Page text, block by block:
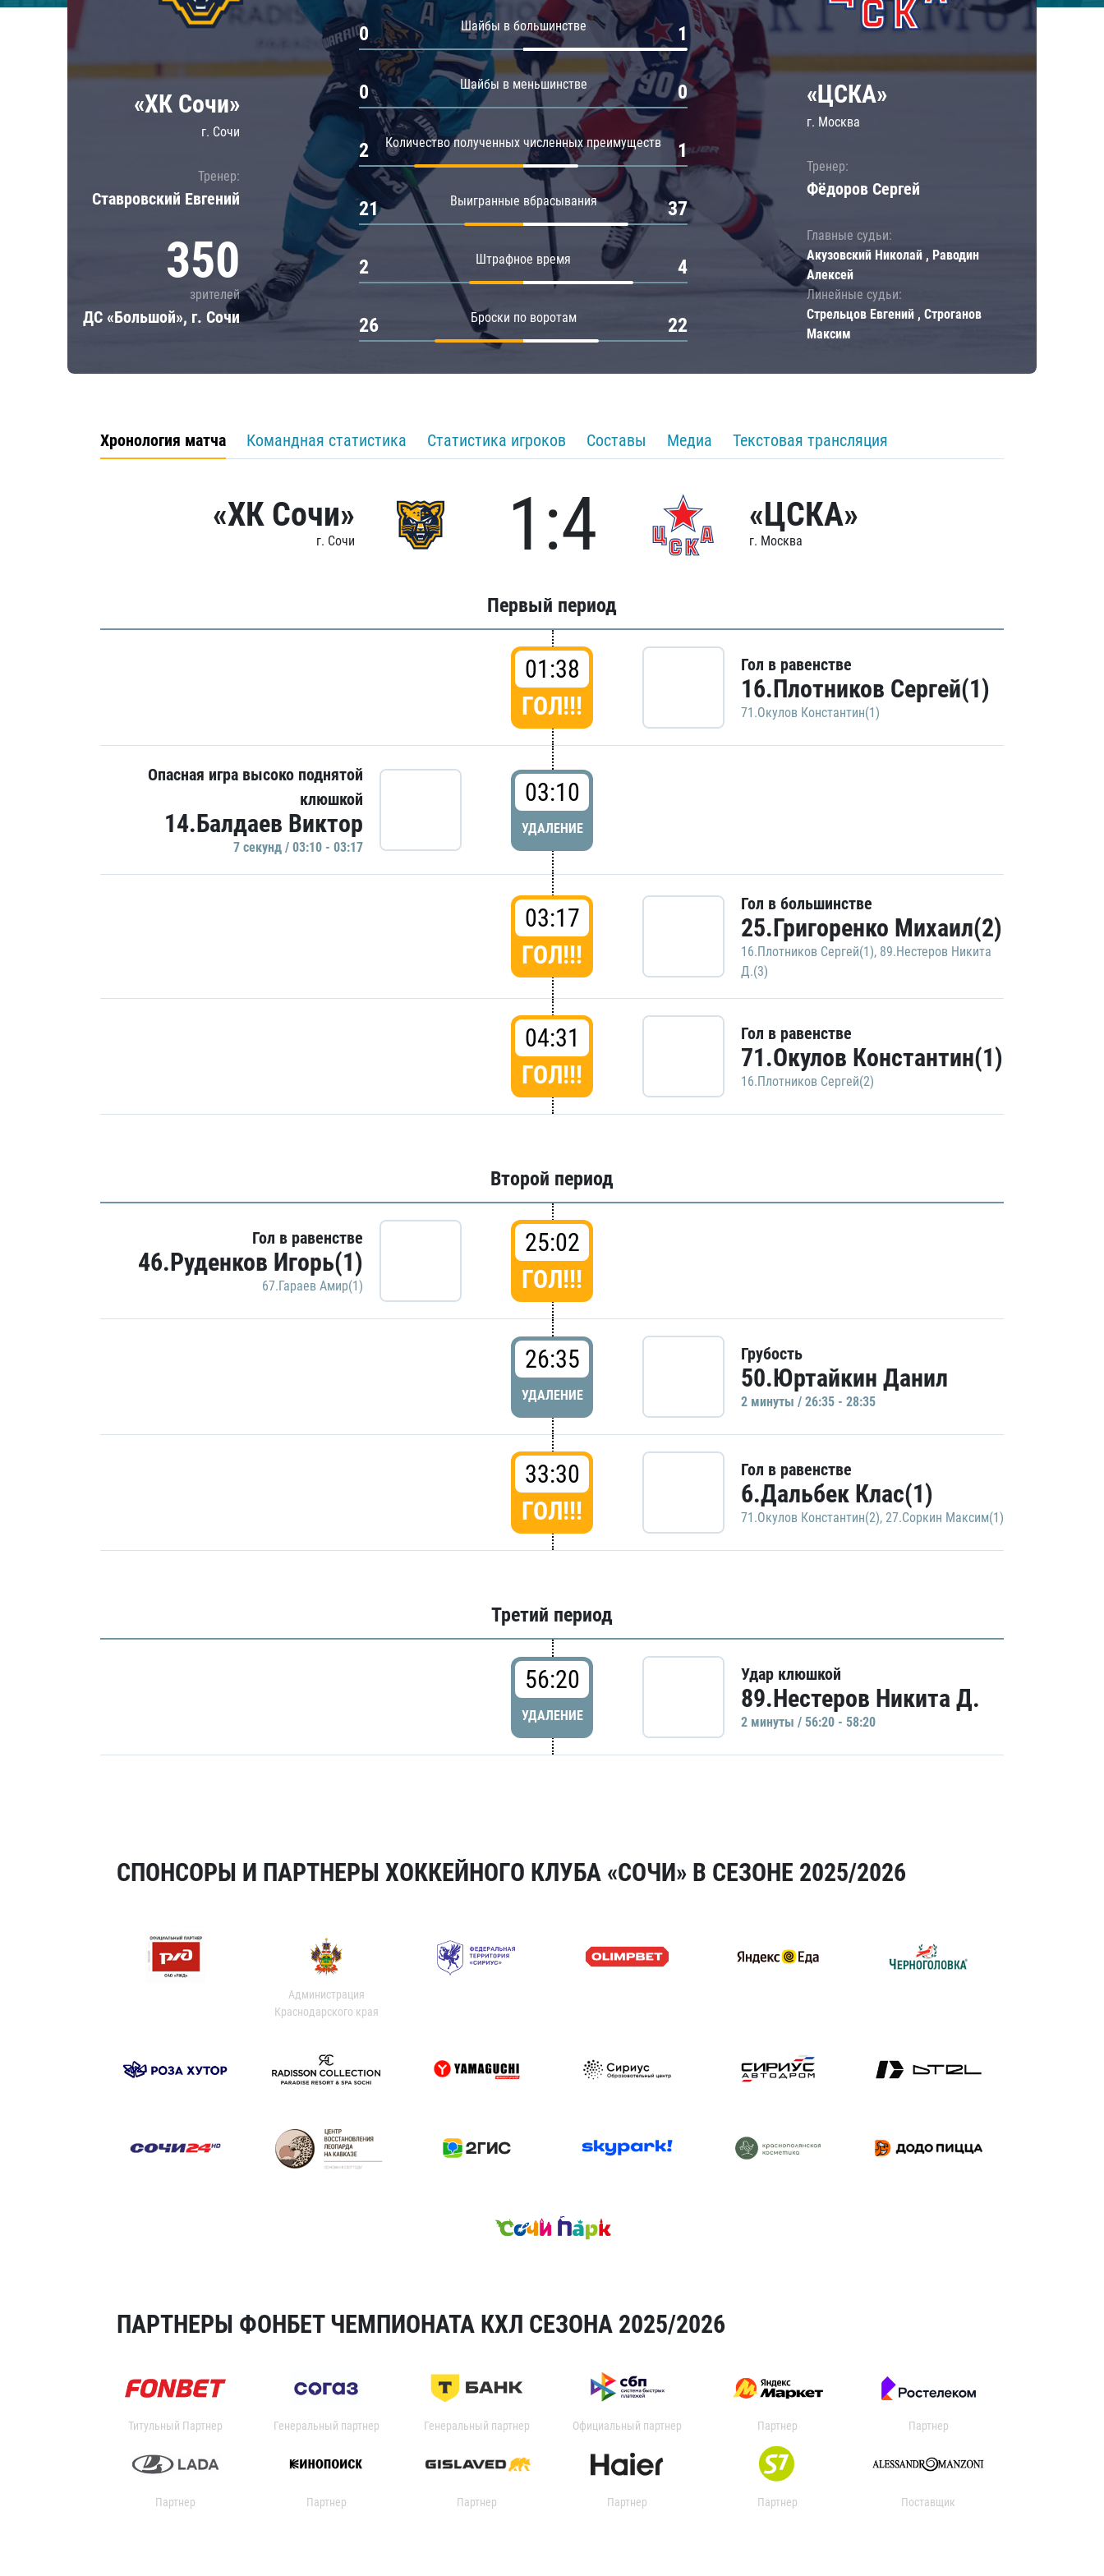
Локомотив
ЦСКА
Шанхайские Драконы
Амур
Барыс
Салават Юлаев
«ХК Сочи»
г. Сочи
Тренер:
Ставровский Евгений
350
зрителей
ДС «Большой», г. Сочи
Шайбы в большинстве
0 1
Шайбы в меньшинстве
0 0
Количество полученных численных преимуществ
2 1
Выигранные вбрасывания
21 37
Штрафное время
2 4
Броски по воротам
26 22
«ЦСКА»
г. Москва
Тренер:
Фёдоров Сергей
Главные судьи:
Акузовский Николай , Раводин
Алексей
Линейные судьи:
Стрельцов Евгений , Строганов
Максим
Хронология матча Командная статистика Статистика игроков Составы Медиа Текстовая трансляция
«ХК Сочи»
г. Сочи 1:4 «ЦСКА»
г. Москва
Первый период
01:38
ГОЛ!!!
Гол в равенстве
16.Плотников Сергей(1)
71.Окулов Константин(1)
Опасная игра высоко поднятой
клюшкой
14.Балдаев Виктор
7 секунд / 03:10 - 03:17
03:10
УДАЛЕНИЕ
03:17
ГОЛ!!!
Гол в большинстве
25.Григоренко Михаил(2)
16.Плотников Сергей(1), 89.Нестеров Никита
Д.(3)
04:31
ГОЛ!!!
Гол в равенстве
71.Окулов Константин(1)
16.Плотников Сергей(2)
Второй период
Гол в равенстве
46.Руденков Игорь(1)
67.Гараев Амир(1)
25:02
ГОЛ!!!
26:35
УДАЛЕНИЕ
Грубость
50.Юртайкин Данил
2 минуты / 26:35 - 28:35
33:30
ГОЛ!!!
Гол в равенстве
6.Дальбек Клас(1)
71.Окулов Константин(2), 27.Соркин Максим(1)
Третий период
56:20
УДАЛЕНИЕ
Удар клюшкой
89.Нестеров Никита Д.
2 минуты / 56:20 - 58:20
СПОНСОРЫ И ПАРТНЕРЫ ХОККЕЙНОГО КЛУБА «СОЧИ» В СЕЗОНЕ 2025/2026
Администрация
Краснодарского края
ПАРТНЕРЫ ФОНБЕТ ЧЕМПИОНАТА КХЛ СЕЗОНА 2025/2026
Титульный Партнер Генеральный партнер Генеральный партнер Официальный партнер Партнер Партнер
Партнер Партнер Партнер Партнер Партнер Поставщик